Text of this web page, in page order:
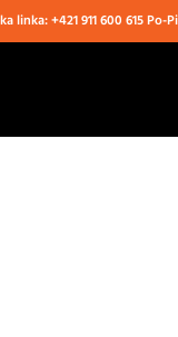
linka: +421 911 600 615 Po-